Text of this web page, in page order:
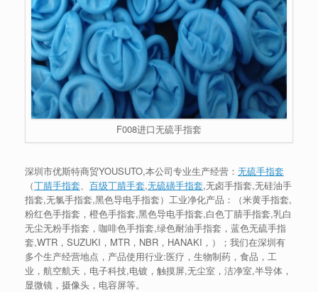
F008进口无硫手指套
深圳市优斯特商贸YOUSUTO,本公司专业生产经营： 无硫手指套
（丁腈手指套 百级丁腈手套,无硫磺手指套,无卤手指套,无硅油手
指套,无氯手指套,黑色导电手指套）工业净化产品：（米黄手指套,
粉红色手指套，橙色手指套,黑色导电手指套,白色丁腈手指套,乳白
无尘无粉手指套，咖啡色手指套,绿色耐油手指套，蓝色无硫手指
套,WTR，SUZUKI，MTR，NBR，HANAKI，）；我们在深圳有
多个生产经营地点，产品使用行业:医疗，生物制药，食品，工
业，航空航天，电子科技,电镀，触摸屏,无尘室，洁净室,半导体，
显微镜，摄像头，电容屏等。